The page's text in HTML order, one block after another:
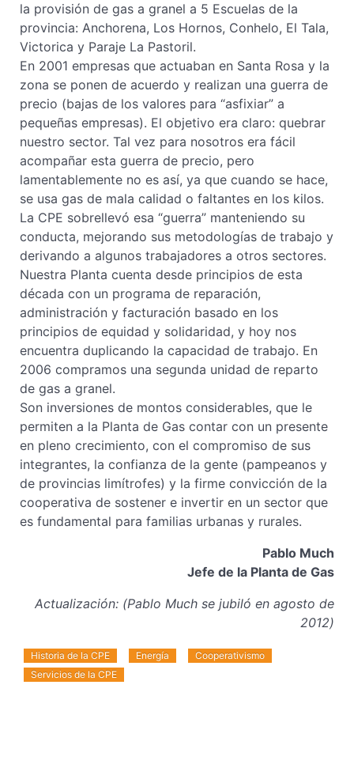
la provisión de gas a granel a 5 Escuelas de la
provincia: Anchorena, Los Hornos, Conhelo, El Tala,
Victorica y Paraje La Pastoril.
En 2001 empresas que actuaban en Santa Rosa y la
zona se ponen de acuerdo y realizan una guerra de
precio (bajas de los valores para “asfixiar” a
pequeñas empresas). El objetivo era claro: quebrar
nuestro sector. Tal vez para nosotros era fácil
acompañar esta guerra de precio, pero
lamentablemente no es así, ya que cuando se hace,
se usa gas de mala calidad o faltantes en los kilos.
La CPE sobrellevó esa “guerra” manteniendo su
conducta, mejorando sus metodologías de trabajo y
derivando a algunos trabajadores a otros sectores.
Nuestra Planta cuenta desde principios de esta
década con un programa de reparación,
administración y facturación basado en los
principios de equidad y solidaridad, y hoy nos
encuentra duplicando la capacidad de trabajo. En
2006 compramos una segunda unidad de reparto
de gas a granel.
Son inversiones de montos considerables, que le
permiten a la Planta de Gas contar con un presente
en pleno crecimiento, con el compromiso de sus
integrantes, la confianza de la gente (pampeanos y
de provincias limítrofes) y la firme convicción de la
cooperativa de sostener e invertir en un sector que
es fundamental para familias urbanas y rurales.
Pablo Much
Jefe de la Planta de Gas
Actualización: (Pablo Much se jubiló en agosto de
2012)
Historia de la CPE Energía
Cooperativismo
Servicios de la CPE